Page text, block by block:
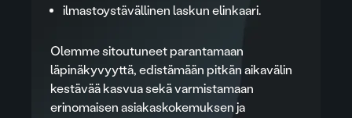
ilmastoystävällinen laskun elinkaari.
Olemme sitoutuneet parantamaan
läpinäkyvyyttä, edistämään pitkän aikavälin
kestävää kasvua sekä varmistamaan
erinomaisen asiakaskokemuksen ja